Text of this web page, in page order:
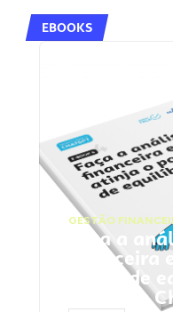
EBOOKS
GESTÃO
Faça a
ponto de
Prompts